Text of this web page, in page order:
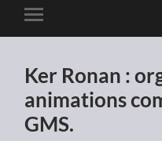
Toggle
mobile
Ker Ronan :
animations
GMS.